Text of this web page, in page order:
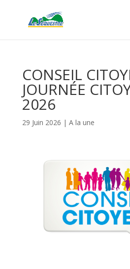
CONSEIL
JOURNÉE
2026
29 Juin 2026 | A la une